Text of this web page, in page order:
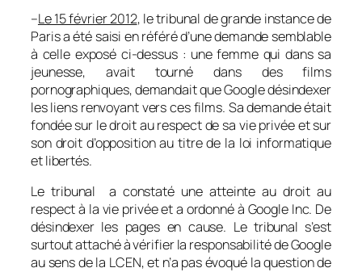
–Le 15 février 2012, le tribunal de grande instance de
Paris a été saisi en référé d’une demande semblable
à celle exposé ci-dessus : une femme qui dans sa
jeunesse, avait tourné dans des films
pornographiques, demandait que Google désindexer
les liens renvoyant vers ces films. Sa demande était
fondée sur le droit au respect de sa vie privée et sur
son droit d’opposition au titre de la loi informatique
et libertés.
Le tribunal a constaté une atteinte au droit au
respect à la vie privée et a ordonné à Google Inc. De
désindexer les pages en cause. Le tribunal s’est
surtout attaché à vérifier la responsabilité de Google
au sens de la LCEN, et n’a pas évoqué la question de